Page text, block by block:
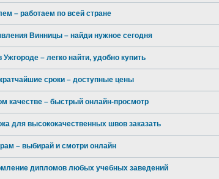
– работаем по всей стране
Винницы – найди нужное сегодня
Ужгороде – легко найти, удобно купить
сроки – доступные цены
качестве – быстрый онлайн-просмотр
для высококачественных швов заказать
– выбирай и смотри онлайн
дипломов любых учебных заведений